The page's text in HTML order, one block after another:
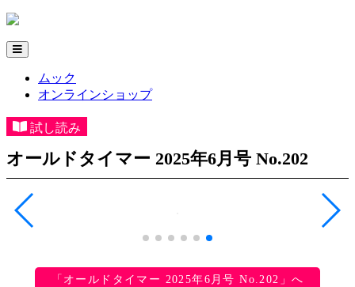
ムック
オンラインショップ
試し読み
オールドタイマー 2025年6月号 No.202
「オールドタイマー 2025年6月号 No.202」へ